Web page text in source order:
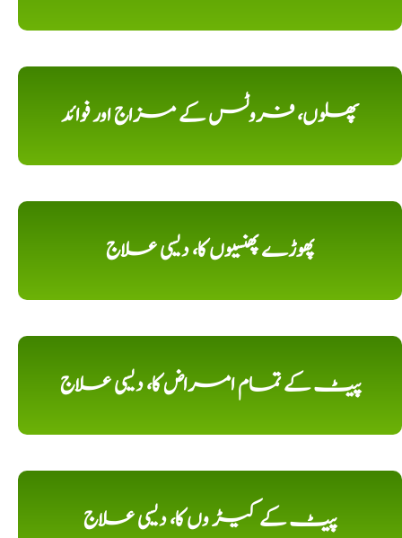
پھلوں، فروٹس کے مزاج اور فوائد
پھوڑے پھنسیوں کا، دیسی علاج
پیٹ کے تمام امراض کا، دیسی علاج
پیٹ کے کیڑ وں کا، دیسی علاج